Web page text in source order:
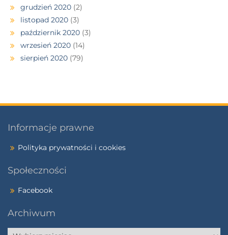
grudzień 2020 (2)
listopad 2020 (3)
październik 2020 (3)
wrzesień 2020 (14)
sierpień 2020 (79)
Informacje prawne
Polityka prywatności i cookies
Społeczności
Facebook
Archiwum